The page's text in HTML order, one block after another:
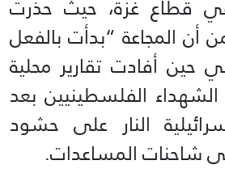
في قطاع غزة، حيث حذرت
أن المجاعة “بدأت بالفعل
أفادت تقارير محلية
الفلسطينيين بعد
النار على حشود
شاحنات المساعدات.